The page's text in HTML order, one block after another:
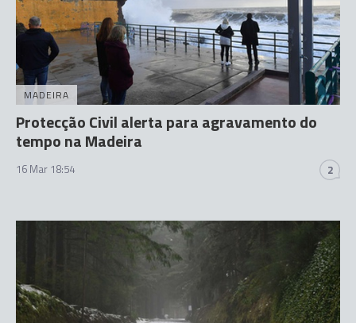
MADEIRA
Protecção Civil alerta para agravamento do
tempo na Madeira
16 Mar 18:54 2